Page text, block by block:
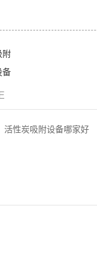
附
备
活性炭吸附设备哪家好